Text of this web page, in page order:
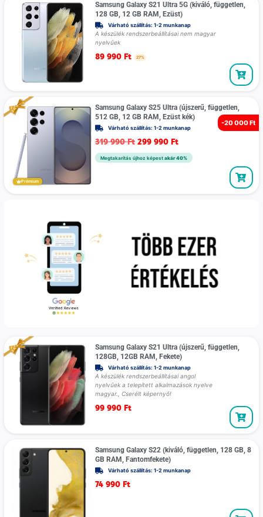
Samsung Galaxy S21 Ultra 5G (kiváló, független,
128 GB, 12 GB RAM, Ezüst)
Várható szállítás: 1-2 munkanap
A készülék rendszerbeállításai nem magyar
nyelvűek
89 990 Ft 27%
-20 000 Ft
Prémium
Samsung Galaxy S25 Ultra (újszerű, független,
512 GB, 12 GB RAM, Ezüst kék)
Várható szállítás: 1-2 munkanap
319 990Ft 299 990 Ft
Megtakarítás újhoz képest akár 40%
Samsung Galaxy S21 Ultra (újszerű, független,
128GB, 12GB RAM, Fekete)
Várható szállítás: 1-2 munkanap
A készülék rendszerbeállításai angol
nyelvűek a telepített alkalmazások nyelve
magyar., Cserélt képernyő!
99 990 Ft
Samsung Galaxy S22 (kiváló, független, 128 GB, 8
GB RAM, Fantomfekete)
Várható szállítás: 1-2 munkanap
74 990 Ft